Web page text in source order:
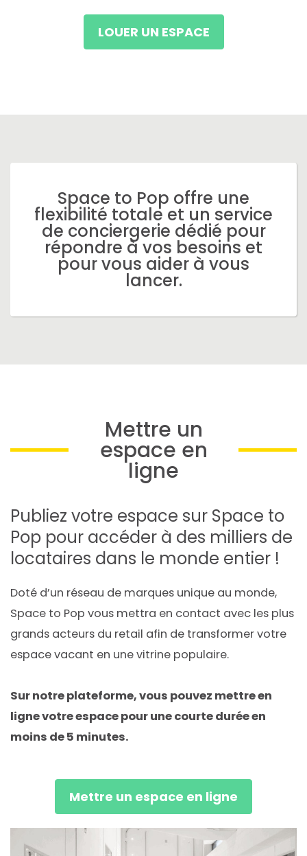
LOUER UN ESPACE
Space to Pop offre une
flexibilité totale et un service
de conciergerie dédié pour
répondre à vos besoins et
pour vous aider à vous
lancer.
Mettre un
espace en
ligne
Publiez votre espace sur Space to
Pop pour accéder à des milliers de
locataires dans le monde entier !
Doté d’un réseau de marques unique au monde,
Space to Pop vous mettra en contact avec les plus
grands acteurs du retail afin de transformer votre
espace vacant en une vitrine populaire.
Sur notre plateforme, vous pouvez mettre en
ligne votre espace pour une courte durée en
moins de 5 minutes.
Mettre un espace en ligne